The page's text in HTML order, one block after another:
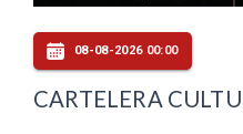
08-08-2026 00:00
CARTELERA